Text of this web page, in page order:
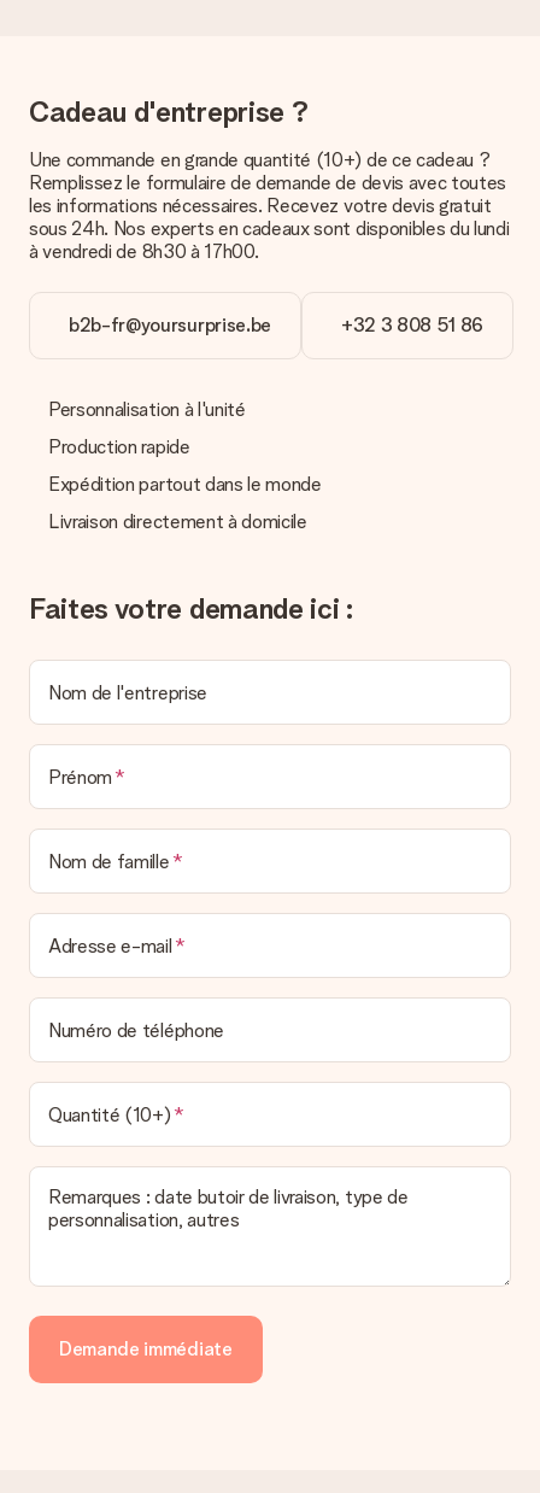
Comment puis-je régler ma commande ?
Nous proposons les formes de paiement suivantes : Paypal,
carte bancaire ou par virement bancaire. Comptez un délai de
3 jours supplémentaires pour la livraison de votre cadeau en
cas de paiement par virement bancaire.
Réception du cadeau
fait ?
Nous déplorons le fait que votre cadeau ne vous plaise pas.
Vous pouvez dans ce cas contacter notre service client qui
La facture est-elle envoyée avec le cadeau ?
Nous n’envoyons pas de facture avec le cadeau. Nous vous
pouvez de même retrouver votre facture dans votre espace
personnel MySurprise. Vous pouvez ainsi être tranquille et
envoyer directement le cadeau à l’heureux destinataire, pour
Cadeau d'entreprise ?
Une commande en grande quantité (10+) de ce cadeau ?
Remplissez le formulaire de demande de devis avec toutes
les informations nécessaires. Recevez votre devis gratuit
sous 24h. Nos experts en cadeaux sont disponibles du lundi
à vendredi de 8h30 à 17h00.
b2b-fr@yoursurprise.be +32 3 808 51 86
Personnalisation à l'unité
Production rapide
Expédition partout dans le monde
Livraison directement à domicile
Faites votre demande ici :
Nom de l'entreprise
Prénom
Nom de famille
Adresse e-mail
Numéro de téléphone
Quantité (10+)
Remarques : date butoir de livraison, type de
personnalisation, autres
Demande immédiate